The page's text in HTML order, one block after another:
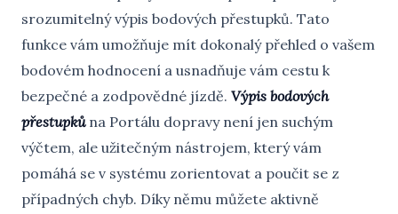
srozumitelný výpis bodových přestupků. Tato
funkce vám umožňuje mít dokonalý přehled o vašem
bodovém hodnocení a usnadňuje vám cestu k
bezpečné a zodpovědné jízdě. Výpis bodových
přestupkůna Portálu dopravy není jen suchým
výčtem, ale užitečným nástrojem, který vám
pomáhá se v systému zorientovat a poučit se z
případných chyb. Díky němu můžete aktivně